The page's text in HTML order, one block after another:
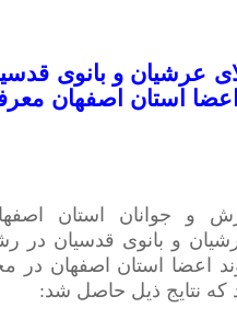
عرشیان و بانوی
استان اصفهان
و جوانان استان
و بانوی قدسیان در
اعضا استان اصفهان در
نتایج ذیل حاصل شد: